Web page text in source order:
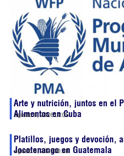
Arte y nutrición, juntos en el
Alimentos en Cuba
agosto 8, 202614:05
Platillos, juegos y devoción,
Jocotenango en Guatemala
agosto 8, 202600:28